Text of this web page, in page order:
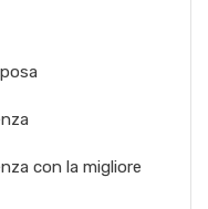
con la migliore